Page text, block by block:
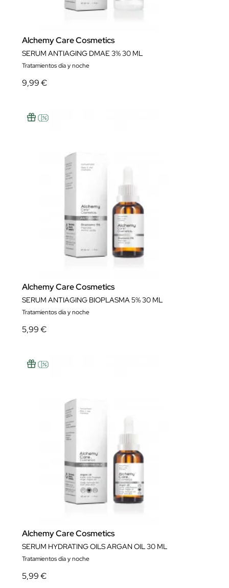
Alchemy Care Cosmetics
SERUM ANTIAGING DMAE 3% 30 ML
Tratamientos día y noche
9,99 €
Alchemy Care Cosmetics
SERUM ANTIAGING BIOPLASMA 5% 30 ML
Tratamientos día y noche
5,99 €
Alchemy Care Cosmetics
SERUM HYDRATING OILS ARGAN OIL 30 ML
Tratamientos día y noche
5,99 €